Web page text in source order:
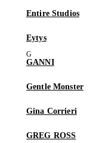
Entire Studios
Eytys
GANNI
Gentle Monster
Gina Corrieri
GREG ROSS